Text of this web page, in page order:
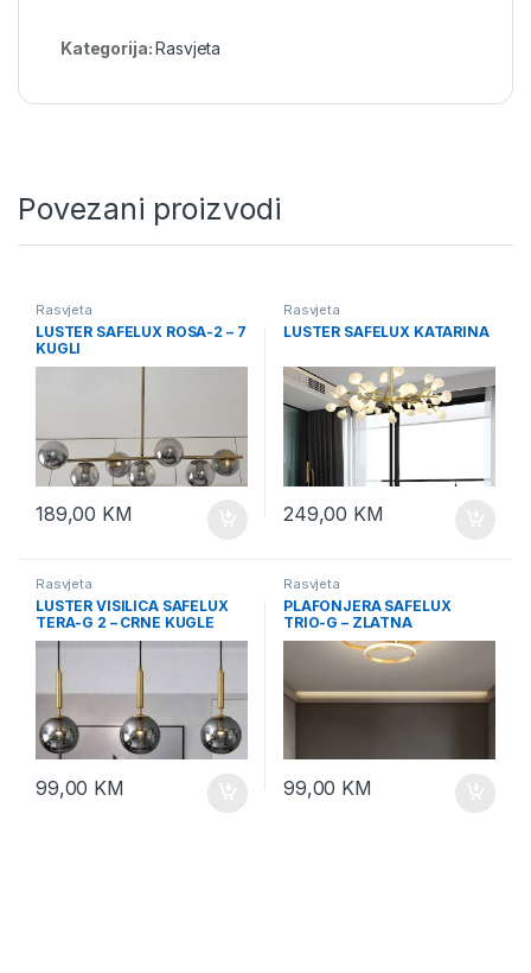
Kategorija:Rasvjeta
Povezani proizvodi
Rasvjeta
LUSTER SAFELUX ROSA-2 – 7
KUGLI
189,00 KM
Rasvjeta
LUSTER SAFELUX KATARINA
249,00 KM
Rasvjeta
LUSTER VISILICA SAFELUX
TERA-G 2 – CRNE KUGLE
99,00 KM
Rasvjeta
PLAFONJERA SAFELUX
TRIO-G – ZLATNA
99,00 KM